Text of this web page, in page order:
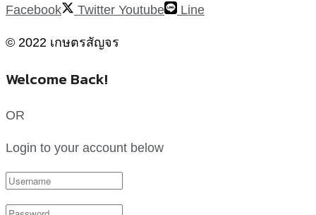
Facebook Twitter Youtube Line
© 2022 เกษตรสัญจร
Welcome Back!
OR
Login to your account below